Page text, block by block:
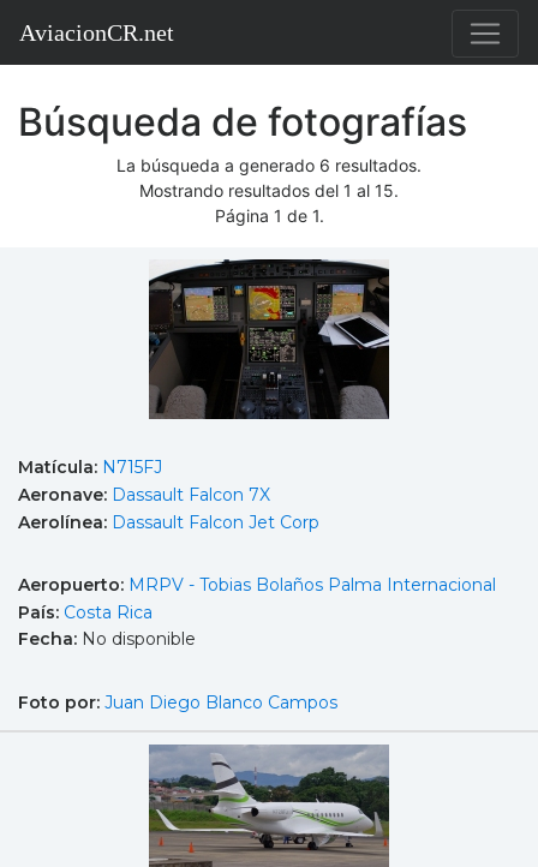
AviacionCR.net
Búsqueda de fotografías
La búsqueda a generado 6 resultados.
Mostrando resultados del 1 al 15.
Página 1 de 1.
Matícula: N715FJ
Aeronave: Dassault Falcon 7X
Aerolínea: Dassault Falcon Jet Corp
Aeropuerto: MRPV - Tobias Bolaños Palma Internacional
País: Costa Rica
Fecha: No disponible
Foto por: Juan Diego Blanco Campos